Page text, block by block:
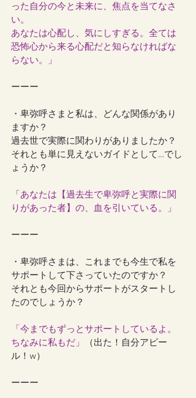
った自分の今と未来に、焦点を当てなさ
い。
あなたは心配し、気にしすぎる。全ては
恐怖心から来る心配だと知らなければな
らない。」
ーーー
・卑弥呼さまと私は、どんな関係があり
ますか？
過去世で実際に関わりがありましたか？
それとも単に見えないガイドとして…でし
ょうか？
「あなたは【過去生で卑弥呼と実際に関
りがあった者】の、血を引いている。」
ーーー
・卑弥呼さまは、これまでも今生で私を
サポートして下さっていたのですか？
それとも今回からサポートがスタートし
たのでしょうか？
「今までもずっとサポートしているよ。
ちなみに私もだ」
（出た！自分アピー
ル！w）
ーーー